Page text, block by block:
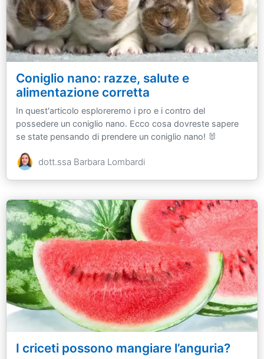
Coniglio nano: razze, salute e
alimentazione corretta
In quest'articolo esploreremo i pro e i contro del
possedere un coniglio nano. Ecco cosa dovreste sapere
se state pensando di prendere un coniglio nano! 🐰
dott.ssa Barbara Lombardi
I criceti possono mangiare l’anguria?